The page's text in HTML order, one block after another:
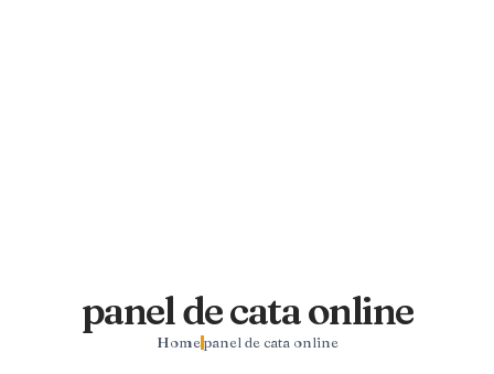
panel de cata online
Home panel de cata online